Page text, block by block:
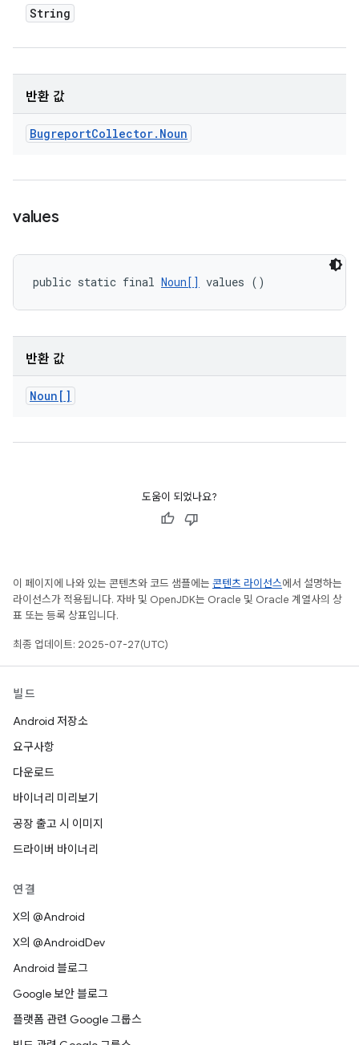
String
반환 값
BugreportCollector. Noun
values
public static final Noun[] values ()
반환 값
Noun[]
도움이 되었나요?
이 페이지에 나와 있는 콘텐츠와 코드 샘플에는 콘텐츠 라이선스에서 설명하는
라이선스가 적용됩니다. 자바 및 OpenJDK는 Oracle 및 Oracle 계열사의 상
표 또는 등록 상표입니다.
최종 업데이트: 2025-07-27(UTC)
빌드
Android 저장소
요구사항
다운로드
바이너리 미리보기
공장 출고 시 이미지
드라이버 바이너리
연결
X의 @Android
X의 @AndroidDev
Android 블로그
Google 보안 블로그
플랫폼 관련 Google 그룹스